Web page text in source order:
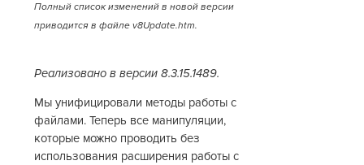
Полный список изменений в новой версии
приводится в файле v8Update.htm.
Реализовано в версии 8.3.15.1489.
Мы унифицировали методы работы с
файлами. Теперь все манипуляции,
которые можно проводить без
использования расширения работы с